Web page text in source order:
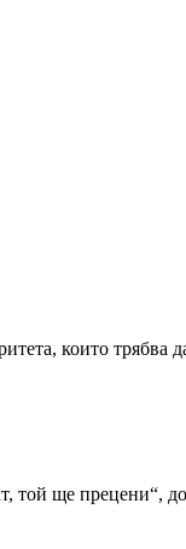
които трябва
той ще прецени“,